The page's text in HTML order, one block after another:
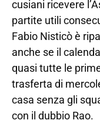
cusiani ricevere
partite utili
Fabio Nisticò è
anche se il
quasi tutte le
trasferta di
casa senza gli
con il dubbio Rao.